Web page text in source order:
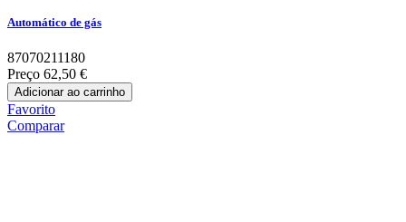
Automático de gás
87070211180
Preço 62,50 €
Adicionar ao carrinho
Favorito
Comparar